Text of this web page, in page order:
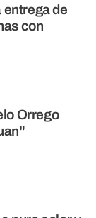
entrega de
con
Orrego